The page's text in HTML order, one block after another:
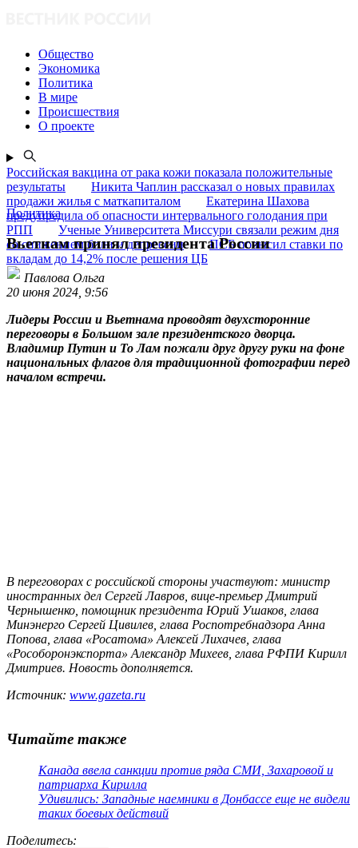
Общество
Экономика
Политика
В мире
Происшествия
О проекте
Российская вакцина от рака кожи показала положительные
результаты
Никита Чаплин рассказал о новых правилах
продажи жилья с маткапиталом
Екатерина Шахова
предупредила об опасности интервального голодания при
РПП
Ученые Университета Миссури связали режим дня
со снижением боли и депрессии
ПСБ повысил ставки по
вкладам до 14,2% после решения ЦБ
Политика
Вьетнам принял президента России
Павлова Ольга
20 июня 2024, 9:56
Лидеры России и Вьетнама проводят двухсторонние
переговоры в Большом зале президентского дворца.
Владимир Путин и То Лам пожали друг другу руки на фоне
национальных флагов для традиционной фотографии перед
началом встречи.
В переговорах с российской стороны участвуют: министр
иностранных дел Сергей Лавров, вице-премьер Дмитрий
Чернышенко, помощник президента Юрий Ушаков, глава
Минэнерго Сергей Цивилев, глава Роспотребнадзора Анна
Попова, глава «Росатома» Алексей Лихачев, глава
«Рособоронэкспорта» Александр Михеев, глава РФПИ Кирилл
Дмитриев. Новость дополняется.
Источник: www.gazeta.ru
Читайте также
Канада ввела санкции против ряда СМИ, Захаровой и
патриарха Кирилла
Удивились: Западные наемники в Донбассе еще не видели
таких боевых действий
Поделитесь: